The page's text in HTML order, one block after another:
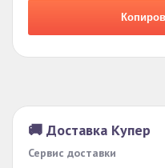
🚚 Доставка Купер
Сервис доставки